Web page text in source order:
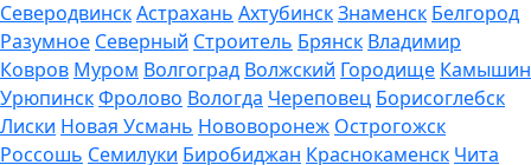
СеверодвинскАстрахань АхтубинскЗнаменск Белгород
Разумное Северный Строитель Брянск Владимир
Ковров Муром Волгоград Волжский Городище Камышин
УрюпинскФролово Вологда Череповец Борисоглебск
Лиски Новая Усмань Нововоронеж Острогожск
Россошь Семилуки Биробиджан Краснокаменск Чита